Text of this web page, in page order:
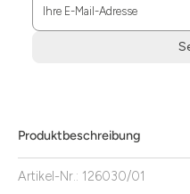
Ihre E-Mail-Adresse
die
Zustimmung
aktivieren.
Produktbeschreibung
Artikel-Nr.: 126030/01